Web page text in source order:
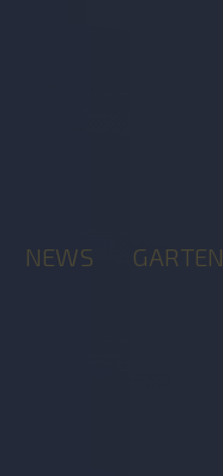
NEWS GARTEN